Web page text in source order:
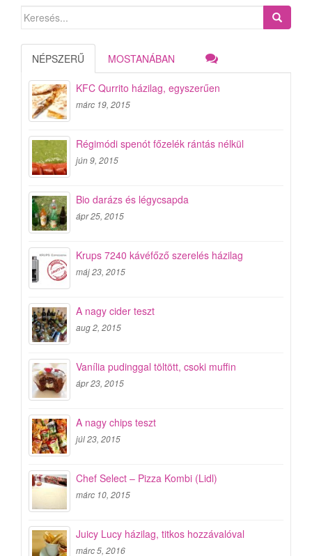
Search
NÉPSZERŰ MOSTANÁBAN
KFC Qurrito házilag, egyszerűen
márc 19, 2015
Régimódi spenót főzelék rántás nélkül
jún 9, 2015
Bio darázs és légycsapda
ápr 25, 2015
Krups 7240 kávéfőző szerelés házilag
máj 23, 2015
A nagy cider teszt
aug 2, 2015
Vanília pudinggal töltött, csoki muffin
ápr 23, 2015
A nagy chips teszt
júl 23, 2015
Chef Select – Pizza Kombi (Lidl)
márc 10, 2015
Juicy Lucy házilag, titkos hozzávalóval
márc 5, 2016